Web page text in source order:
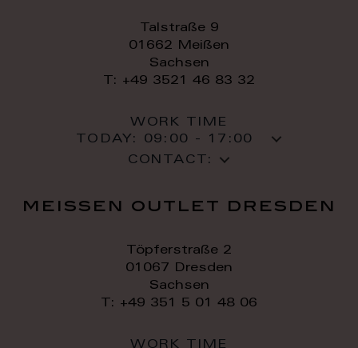
Talstraße 9
01662 Meißen
Sachsen
T: +49 3521 46 83 32
WORK TIME
TODAY: 09:00 - 17:00
CONTACT:
meissen outlet dresden
Töpferstraße 2
01067 Dresden
Sachsen
T: +49 351 5 01 48 06
WORK TIME